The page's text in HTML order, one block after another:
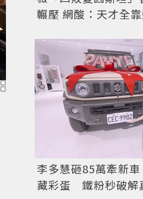
全球第二站。記者釋俊哲／攝
輾壓 網酸：天才全
李多慧砸85萬牽新
藏彩蛋 鐵粉秒破解